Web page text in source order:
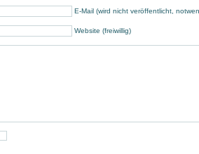
E-Mail (wird nicht veröffentlicht,
Website (freiwillig)